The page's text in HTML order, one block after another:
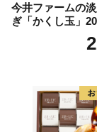
今井ファームの
ぎ「かくし玉」